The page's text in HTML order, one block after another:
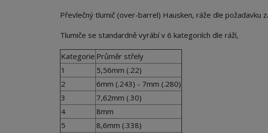
Převlečný tlumič (over-barrel) Hausken, ráže dle požadavku
Tlumiče se standardně vyrábí v 6 kategoriích dle ráží,
Kategorie Průměr střely
1
5,56mm (.22)
2
6mm (.243) - 7mm (.280)
3
7,62mm (.30)
4
8mm
5
8,6mm (.338)